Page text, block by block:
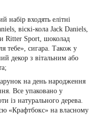
набір входять елітні
віскі-кола Jack Daniels,
Ritter Sport, шоколад
тебе», сигара. Також у
декор з вітальним або
на день народження
Все упаковано у
із натурального дерева.
«Крафтбокс» на власному